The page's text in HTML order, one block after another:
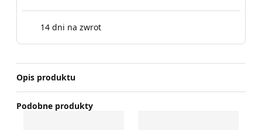
14 dni na zwrot
Opis produktu
Podobne produkty